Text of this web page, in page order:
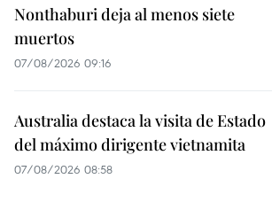
Nonthaburi deja al menos siete
muertos
07/08/2026 09:16
Australia destaca la visita de Estado
del máximo dirigente vietnamita
07/08/2026 08:58